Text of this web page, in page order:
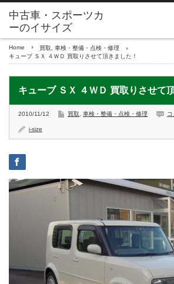
Home 買取
車検・整備・点検・修理
キューブ ＳＸ ４ＷＤ 買取りさせて頂きました！
キューブ ＳＸ ４ＷＤ 買取りさせて
2010/11/12 買取 車検・整備・点検・修理 コ
i-size